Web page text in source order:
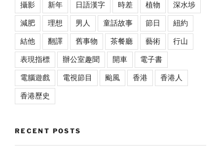
攝影 新年 日語漢字 時差 植物 深水埗
減肥 理想 男人 童話故事 節日 紐約
結他 翻譯 舊事物 茶餐廳 藝術 行山
表現指標 辦公室趣聞 開車 電子書
電腦遊戲 電視節目 颱風 香港 香港人
香港歷史
RECENT POSTS